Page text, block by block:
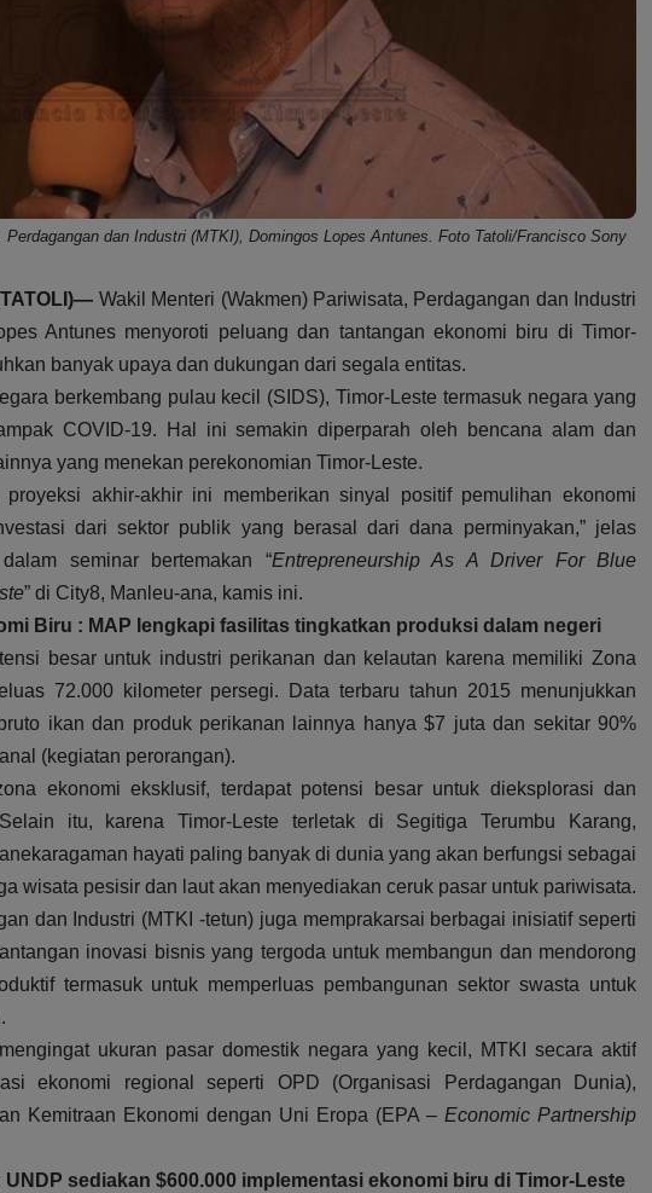
Perdagangan dan Industri (MTKI), Domingos Lopes Antunes. Foto Tatoli/Francisco Sony
Wakil Menteri (Wakmen) Pariwisata, Perdagangan dan Industri
Antunes menyoroti peluang dan tantangan ekonomi biru di Timor-
banyak upaya dan dukungan dari segala entitas.
berkembang pulau kecil (SIDS), Timor-Leste termasuk negara yang
COVID-19. Hal ini semakin diperparah oleh bencana alam dan
yang menekan perekonomian Timor-Leste.
proyeksi akhir-akhir ini memberikan sinyal positif pemulihan ekonomi
dari sektor publik yang berasal dari dana perminyakan,” jelas
seminar bertemakan “Entrepreneurship As A Driver For Blue
” di City8, Manleu-ana, kamis ini.
Biru : MAP lengkapi fasilitas tingkatkan produksi dalam negeri
besar untuk industri perikanan dan kelautan karena memiliki Zona
72.000 kilometer persegi. Data terbaru tahun 2015 menunjukkan
ikan dan produk perikanan lainnya hanya $7 juta dan sekitar 90%
(kegiatan perorangan).
ekonomi eksklusif, terdapat potensi besar untuk dieksplorasi dan
itu, karena Timor-Leste terletak di Segitiga Terumbu Karang,
hayati paling banyak di dunia yang akan berfungsi sebagai
wisata pesisir dan laut akan menyediakan ceruk pasar untuk pariwisata.
dan Industri (MTKI -tetun) juga memprakarsai berbagai inisiatif seperti
inovasi bisnis yang tergoda untuk membangun dan mendorong
termasuk untuk memperluas pembangunan sektor swasta untuk
ukuran pasar domestik negara yang kecil, MTKI secara aktif
ekonomi regional seperti OPD (Organisasi Perdagangan Dunia),
Kemitraan Ekonomi dengan Uni Eropa (EPA – Economic Partnership
UNDP sediakan $600.000 implementasi ekonomi biru di Timor-Leste